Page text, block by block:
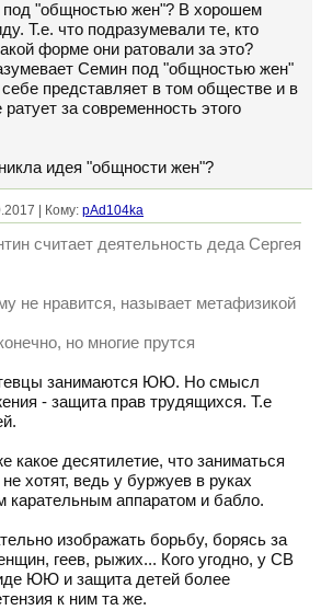
под "общностью жен"? В хорошем
Т.е. что подразумевали те, кто
форме они ратовали за это?
Семин под "общностью жен"
представляет в том обществе и в
за современность этого
идея "общности жен"?
| Кому: pAd104ka
считает деятельность деда Сергея
не нравится, называет метафизикой
но многие прутся
занимаются ЮЮ. Но смысл
- защита прав трудящихся. Т.е
какое десятилетие, что заниматься
хотят, ведь у буржуев в руках
карательным аппаратом и бабло.
изображать борьбу, борясь за
геев, рыжих... Кого угодно, у СВ
ЮЮ и защита детей более
к ним та же.